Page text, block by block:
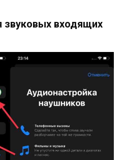
звуковых входящих